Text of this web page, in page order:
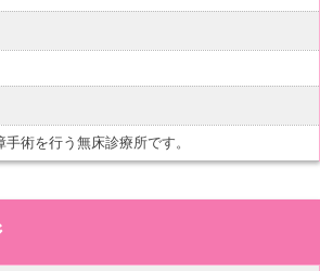
術を行う無床診療所です。